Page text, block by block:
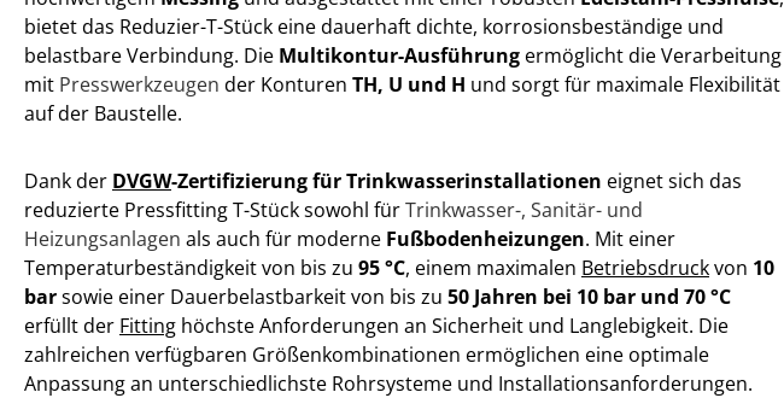
bietet das Reduzier-T-Stück eine dauerhaft dichte, korrosionsbeständige und
belastbare Verbindung. Die Multikontur-Ausführung ermöglicht die Verarbeitung
mit Presswerkzeugen der Konturen TH, U und H und sorgt für maximale Flexibilität
auf der Baustelle.
Dank der DVGW-Zertifizierung für Trinkwasserinstallationen eignet sich das
reduzierte Pressfitting T-Stück sowohl fürTrinkwasser-, Sanitär- und
Heizungsanlagen als auch für moderne Fußbodenheizungen. Mit einer
Temperaturbeständigkeit von bis zu 95 °C, einem maximalen Betriebsdruckvon 10
barsowie einer Dauerbelastbarkeit von bis zu 50 Jahren bei 10 bar und 70 °C
erfüllt der Fitting höchste Anforderungen an Sicherheit und Langlebigkeit. Die
zahlreichen verfügbaren Größenkombinationen ermöglichen eine optimale
Anpassung an unterschiedlichste Rohrsysteme und Installationsanforderungen.